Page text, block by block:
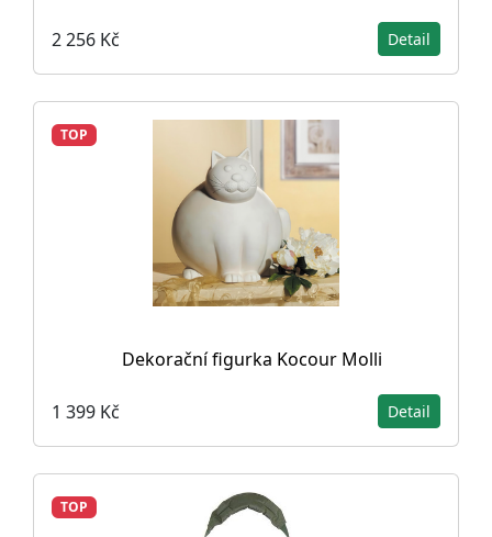
2 256 Kč Detail
TOP
Dekorační figurka Kocour Molli
1 399 Kč Detail
TOP